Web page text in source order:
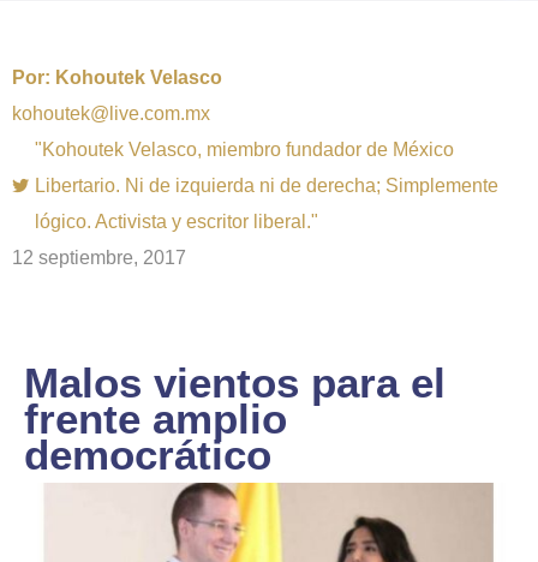
Por: Kohoutek Velasco
kohoutek@live.com.mx
"Kohoutek Velasco, miembro fundador de México
Libertario. Ni de izquierda ni de derecha; Simplemente
lógico. Activista y escritor liberal."
12 septiembre, 2017
Malos vientos para el
frente amplio
democrático